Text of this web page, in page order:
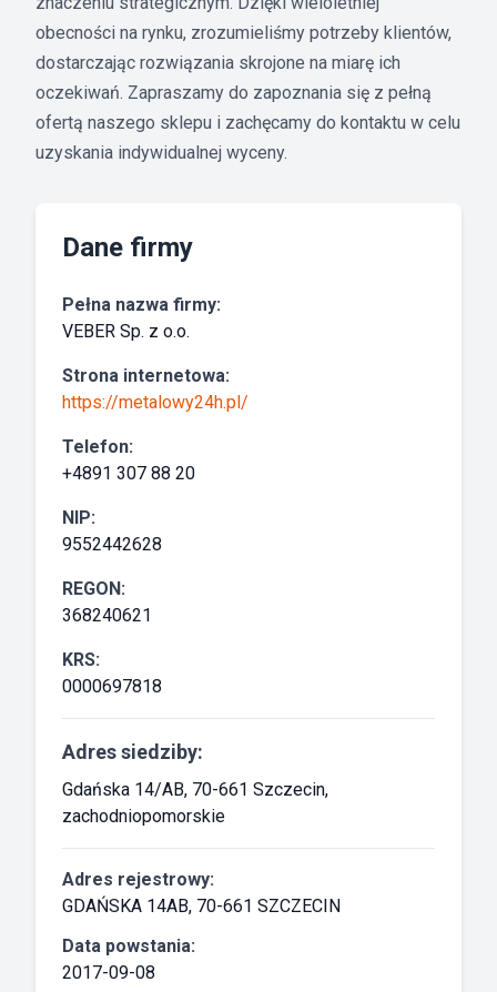
obecności na rynku, zrozumieliśmy potrzeby klientów,
dostarczając rozwiązania skrojone na miarę ich
oczekiwań. Zapraszamy do zapoznania się z pełną
ofertą naszego sklepu i zachęcamy do kontaktu w celu
uzyskania indywidualnej wyceny.
Dane firmy
Pełna nazwa firmy:
VEBER Sp. z o.o.
Strona internetowa:
https://metalowy24h.pl/
Telefon:
+4891 307 88 20
NIP:
9552442628
REGON:
368240621
KRS:
0000697818
Adres siedziby:
Gdańska 14/AB, 70-661 Szczecin,
zachodniopomorskie
Adres rejestrowy:
GDAŃSKA 14AB, 70-661 SZCZECIN
Data powstania:
2017-09-08